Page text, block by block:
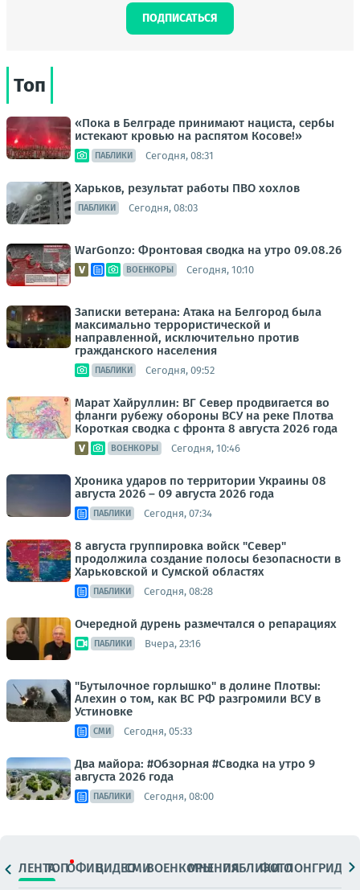
ПОДПИСАТЬСЯ
Топ
«Пока в Белграде принимают нациста, сербы
истекают кровью на распятом Косове!»
ПАБЛИКИ Сегодня, 08:31
Харьков, результат работы ПВО хохлов
ПАБЛИКИ Сегодня, 08:03
WarGonzo: Фронтовая сводка на утро 09.08.26
ВОЕНКОРЫ Сегодня, 10:10
Записки ветерана: Атака на Белгород была
максимально террористической и
направленной, исключительно против
гражданского населения
ПАБЛИКИ Сегодня, 09:52
Марат Хайруллин: ВГ Север продвигается во
фланги рубежу обороны ВСУ на реке Плотва
Короткая сводка с фронта 8 августа 2026 года
ВОЕНКОРЫ Сегодня, 10:46
Хроника ударов по территории Украины 08
августа 2026 – 09 августа 2026 года
ПАБЛИКИ Сегодня, 07:34
8 августа группировка войск "Север"
продолжила создание полосы безопасности в
Харьковской и Сумской областях
ПАБЛИКИ Сегодня, 08:28
Очередной дурень размечтался о репарациях
ПАБЛИКИ Вчера, 23:16
"Бутылочное горлышко" в долине Плотвы:
Алехин о том, как ВС РФ разгромили ВСУ в
Устиновке
СМИ Сегодня, 05:33
Два майора: #Обзорная #Сводка на утро 9
августа 2026 года
ПАБЛИКИ Сегодня, 08:00
ЛЕНТАТОПОФИЦ.ВИДЕОСМИВОЕНКОРЫМНЕНИЯПАБЛИКИ
ФОТОЛОНГРИДЫ